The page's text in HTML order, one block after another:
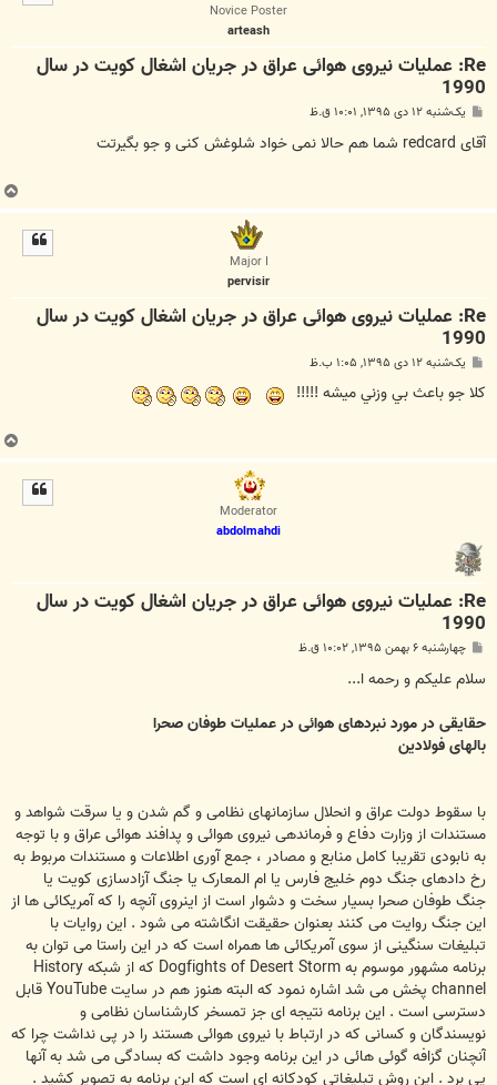
Novice Poster
arteash
Re: عملیات نیروی هوائی عراق در جریان اشغال کویت در سال
1990
پ
ت
یک‌شنبه ۱۲ دی ۱۳۹۵, ۱۰:۰۱ ق.ظ
آقای redcard شما هم حالا نمی خواد شلوغش کنی و جو بگیرتت
ب
ا
Major I
pervisir
Re: عملیات نیروی هوائی عراق در جریان اشغال کویت در سال
1990
پ
ت
یک‌شنبه ۱۲ دی ۱۳۹۵, ۱:۰۵ ب.ظ
كلا جو باعث بي وزني ميشه !!!!!
ب
ا
Moderator
abdolmahdi
Re: عملیات نیروی هوائی عراق در جریان اشغال کویت در سال
1990
پ
ت
چهارشنبه ۶ بهمن ۱۳۹۵, ۱۰:۰۲ ق.ظ
سلام علیکم و رحمه ا...
حقایقی در مورد نبردهای هوائی در عملیات طوفان صحرا
بالهای فولادین
با سقوط دولت عراق و انحلال سازمانهای نظامی و گم شدن و یا سرقت شواهد و
مستندات از وزارت دفاع و فرماندهی نیروی هوائی و پدافند هوائی عراق و با توجه
به نابودی تقریبا کامل منابع و مصادر ، جمع آوری اطلاعات و مستندات مربوط به
رخ دادهای جنگ دوم خلیج فارس یا ام المعارک یا جنگ آزادسازی کویت یا
جنگ طوفان صحرا بسیار سخت و دشوار است از اینروی آنچه را که آمریکائی ها از
این جنگ روایت می کنند بعنوان حقیقت انگاشته می شود . این روایات با
تبلیغات سنگینی از سوی آمریکائی ها همراه است که در این راستا می توان به
برنامه مشهور موسوم به Dogfights of Desert Storm که از شبکه History
channel پخش می شد اشاره نمود که البته هنوز هم در سایت YouTube قابل
دسترسی است . این برنامه نتیجه ای جز تمسخر کارشناسان نظامی و
نویسندگان و کسانی که در ارتباط با نیروی هوائی هستند را در پی نداشت چرا که
آنچنان گزافه گوئی هائی در این برنامه وجود داشت که بسادگی می شد به آنها
پی برد . این روش تبلیغاتی کودکانه ای است که این برنامه به تصویر کشید .